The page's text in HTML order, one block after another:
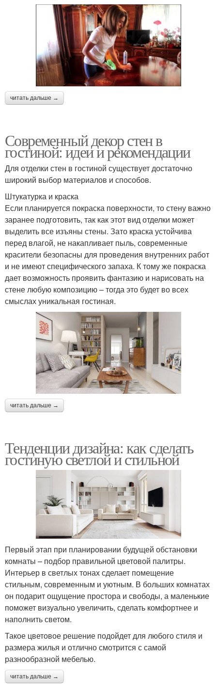
читать дальше →
Современный декор стен в
гостиной: идеи и рекомендации
Для отделки стен в гостиной существует достаточно
широкий выбор материалов и способов.
Штукатурка и краска
Если планируется покраска поверхности, то стену важно
заранее подготовить, так как этот вид отделки может
выделить все изъяны стены. Зато краска устойчива
перед влагой, не накапливает пыль, современные
красители безопасны для проведения внутренних работ
и не имеют специфического запаха. К тому же покраска
дает возможность проявить фантазию и нарисовать на
стене любую композицию – тогда это будет во всех
смыслах уникальная гостиная.
читать дальше →
Тенденции дизайна: как сделать
гостиную светлой и стильной
Первый этап при планировании будущей обстановки
комнаты – подбор правильной цветовой палитры.
Интерьер в светлых тонах сделает помещение
стильным, современным и уютным. В больших комнатах
он подарит ощущение простора и свободы, а маленькие
поможет визуально увеличить, сделать комфортнее и
наполнить светом.
Такое цветовое решение подойдет для любого стиля и
размера жилья и отлично смотрится с самой
разнообразной мебелью.
читать дальше →